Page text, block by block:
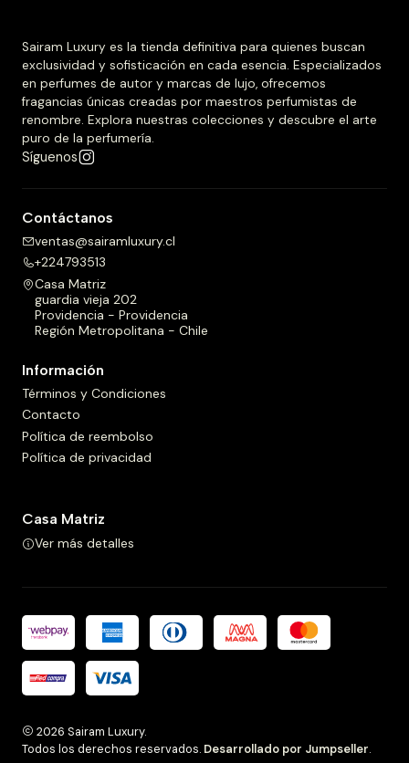
Sairam Luxury es la tienda definitiva para quienes buscan
exclusividad y sofisticación en cada esencia. Especializados
en perfumes de autor y marcas de lujo, ofrecemos
fragancias únicas creadas por maestros perfumistas de
renombre. Explora nuestras colecciones y descubre el arte
puro de la perfumería.
Síguenos
Contáctanos
ventas@sairamluxury.cl
+224793513
Casa Matriz
guardia vieja 202
Providencia - Providencia
Región Metropolitana - Chile
Información
Términos y Condiciones
Contacto
Política de reembolso
Política de privacidad
Casa Matriz
Ver más detalles
2026 Sairam Luxury.
Todos los derechos reservados. Desarrollado por Jumpseller.